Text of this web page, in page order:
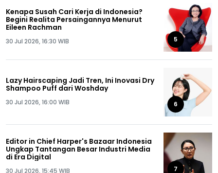
Kenapa Susah Cari Kerja di Indonesia?
Begini Realita Persaingannya Menurut
Eileen Rachman
30 Jul 2026, 16:30 WIB 5
Lazy Hairscaping Jadi Tren, Ini Inovasi Dry
Shampoo Puff dari Woshday
30 Jul 2026, 16:00 WIB 6
Editor in Chief Harper's Bazaar Indonesia
Ungkap Tantangan Besar Industri Media
di Era Digital
30 Jul 2026, 15:45 WIB 7